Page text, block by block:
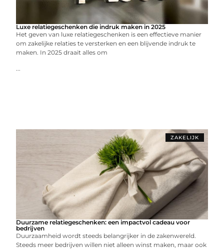
Luxe relatiegeschenken die indruk maken in 2025
Het geven van luxe relatiegeschenken is een effectieve manier
om zakelijke relaties te versterken en een blijvende indruk te
maken. In 2025 draait alles om
...
ZAKELIJK
Duurzame relatiegeschenken: een impactvol cadeau voor
bedrijven
Duurzaamheid wordt steeds belangrijker in de zakenwereld.
Steeds meer bedrijven willen niet alleen winst maken, maar ook